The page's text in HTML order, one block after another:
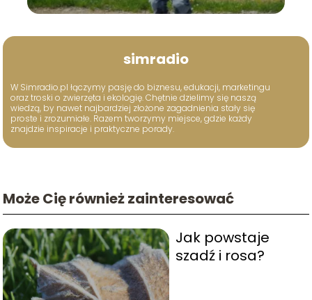
simradio
W Simradio.pl łączymy pasję do biznesu, edukacji, marketingu
oraz troski o zwierzęta i ekologię. Chętnie dzielimy się naszą
wiedzą, by nawet najbardziej złożone zagadnienia stały się
proste i zrozumiałe. Razem tworzymy miejsce, gdzie każdy
znajdzie inspiracje i praktyczne porady.
Może Cię również zainteresować
Jak powstaje
szadź i rosa?